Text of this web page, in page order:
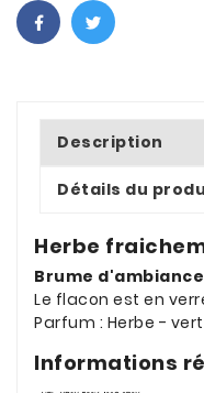
Description
Détails du
Herbe
Brume d'ambiance
Le flacon est en
Parfum : Herbe -
Informations